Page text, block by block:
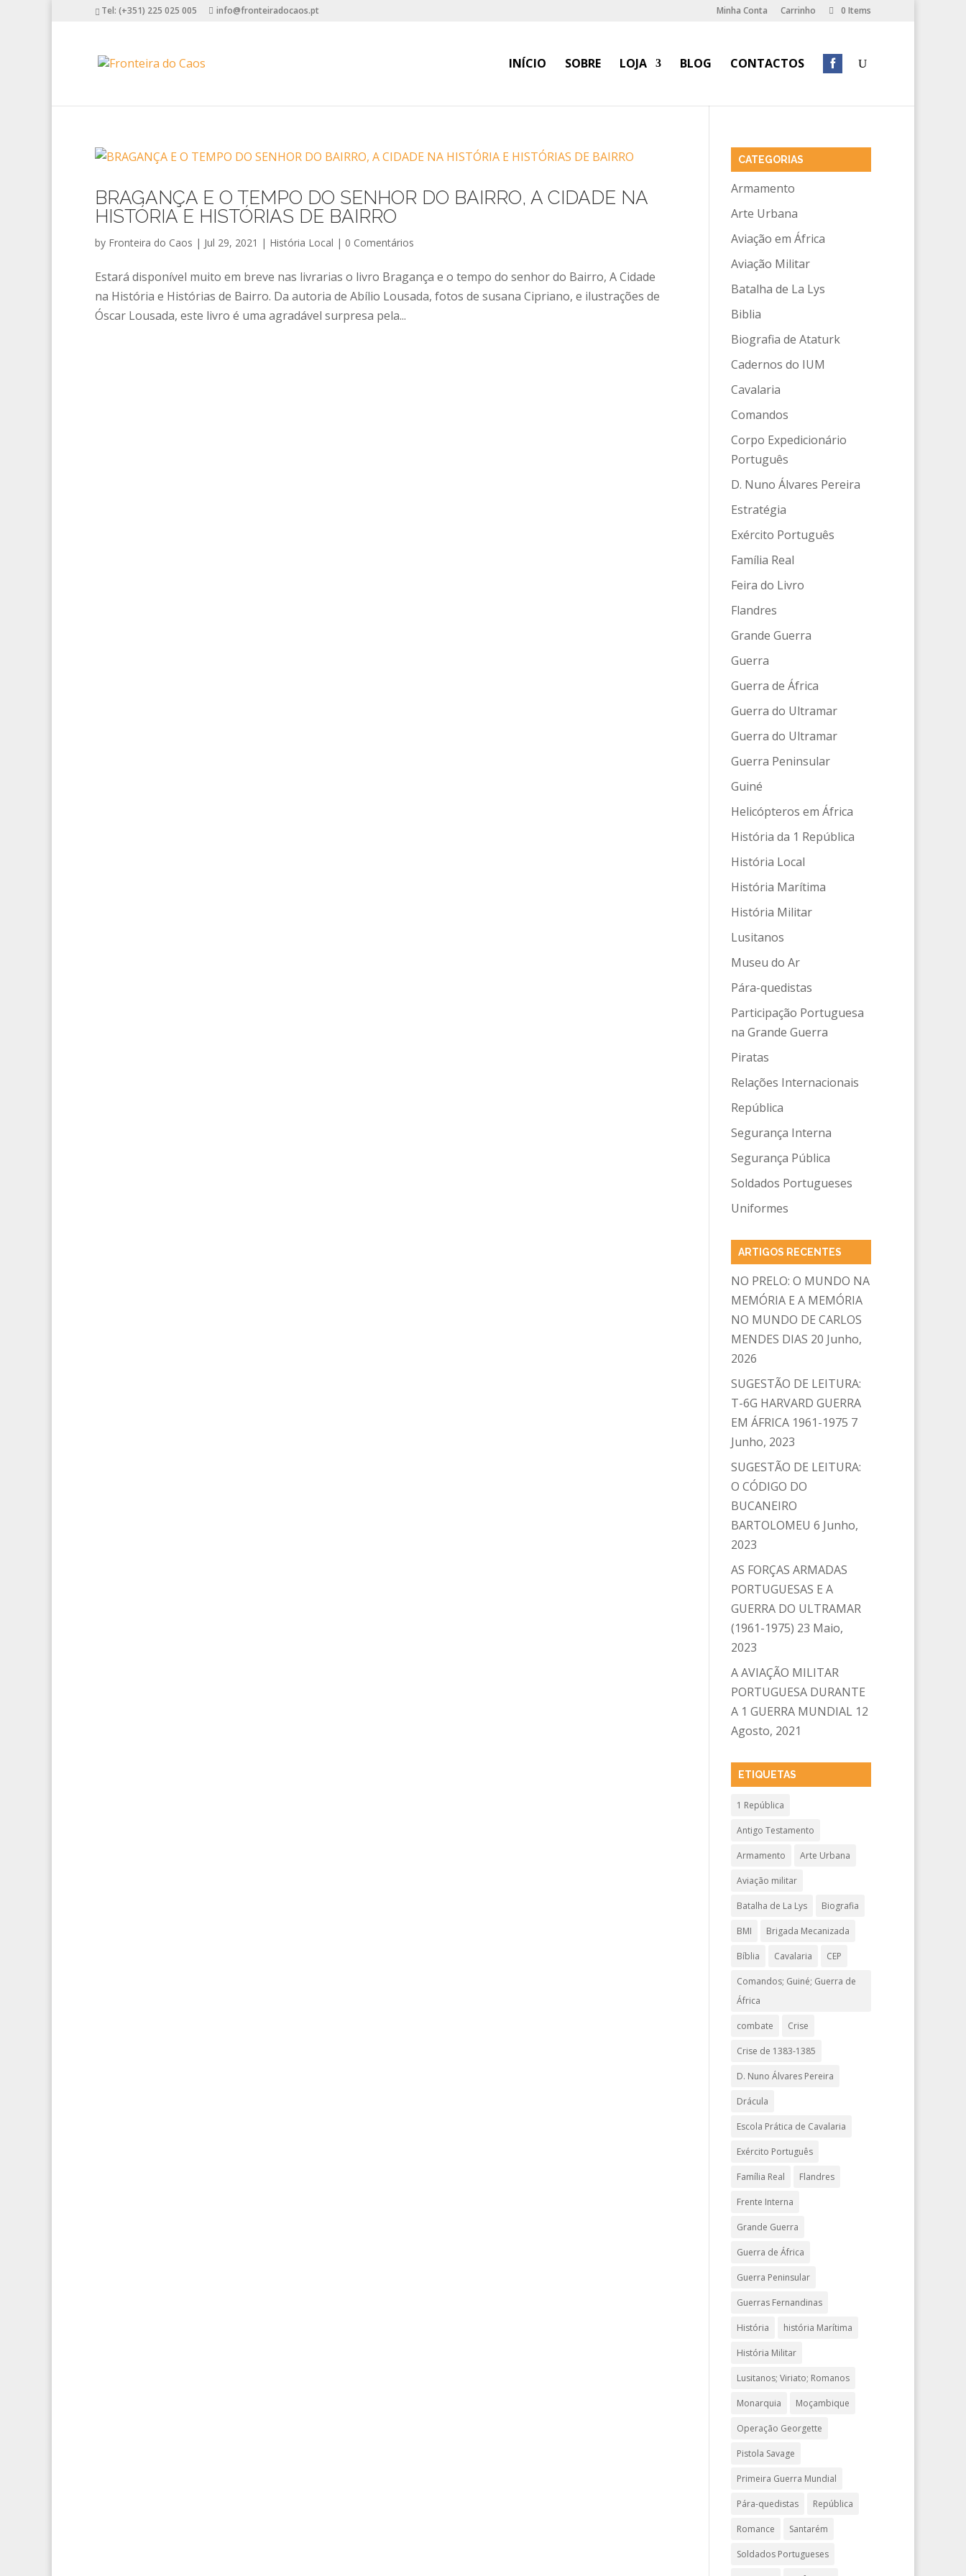
Tel: (+351) 225 025 005 info@fronteiradocaos.pt Minha Conta Carrinho 0 Items
INÍCIO SOBRE LOJA BLOG CONTACTOS
BRAGANÇA E O TEMPO DO SENHOR DO BAIRRO, A CIDADE NA
HISTÓRIA E HISTÓRIAS DE BAIRRO
by Fronteira do Caos | Jul 29, 2021 | História Local | 0 Comentários
Estará disponível muito em breve nas livrarias o livro Bragança e o tempo do senhor do Bairro, A Cidade
na História e Histórias de Bairro. Da autoria de Abílio Lousada, fotos de susana Cipriano, e ilustrações de
Óscar Lousada, este livro é uma agradável surpresa pela...
CATEGORIAS
Armamento
Arte Urbana
Aviação em África
Aviação Militar
Batalha de La Lys
Biblia
Biografia de Ataturk
Cadernos do IUM
Cavalaria
Comandos
Corpo Expedicionário
Português
D. Nuno Álvares Pereira
Estratégia
Exército Português
Família Real
Feira do Livro
Flandres
Grande Guerra
Guerra
Guerra de África
Guerra do Ultramar
Guerra do Ultramar
Guerra Peninsular
Guiné
Helicópteros em África
História da 1 República
História Local
História Marítima
História Militar
Lusitanos
Museu do Ar
Pára-quedistas
Participação Portuguesa
na Grande Guerra
Piratas
Relações Internacionais
República
Segurança Interna
Segurança Pública
Soldados Portugueses
Uniformes
ARTIGOS RECENTES
NO PRELO: O MUNDO NA
MEMÓRIA E A MEMÓRIA
NO MUNDO DE CARLOS
MENDES DIAS 20 Junho,
2026
SUGESTÃO DE LEITURA:
T-6G HARVARD GUERRA
EM ÁFRICA 1961-1975 7
Junho, 2023
SUGESTÃO DE LEITURA:
O CÓDIGO DO
BUCANEIRO
BARTOLOMEU 6 Junho,
2023
AS FORÇAS ARMADAS
PORTUGUESAS E A
GUERRA DO ULTRAMAR
(1961-1975) 23 Maio,
2023
A AVIAÇÃO MILITAR
PORTUGUESA DURANTE
A 1 GUERRA MUNDIAL 12
Agosto, 2021
ETIQUETAS
1 República
Antigo Testamento
Armamento Arte Urbana
Aviação militar
Batalha de La Lys Biografia
BMI Brigada Mecanizada
Bíblia Cavalaria CEP
Comandos; Guiné; Guerra de
África
combate Crise
Crise de 1383-1385
D. Nuno Álvares Pereira
Drácula
Escola Prática de Cavalaria
Exército Português
Família Real Flandres
Frente Interna
Grande Guerra
Guerra de África
Guerra Peninsular
Guerras Fernandinas
História história Marítima
História Militar
Lusitanos; Viriato; Romanos
Monarquia Moçambique
Operação Georgette
Pistola Savage
Primeira Guerra Mundial
Pára-quedistas República
Romance Santarém
Soldados Portugueses